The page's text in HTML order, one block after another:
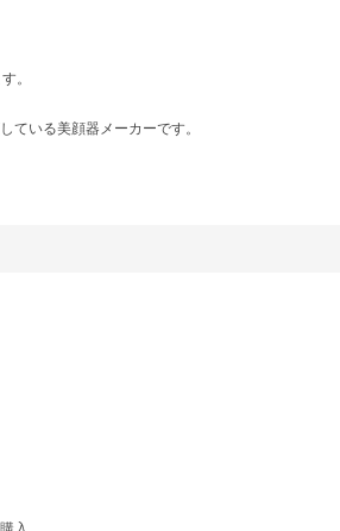
。
ている美顔器メーカーです。